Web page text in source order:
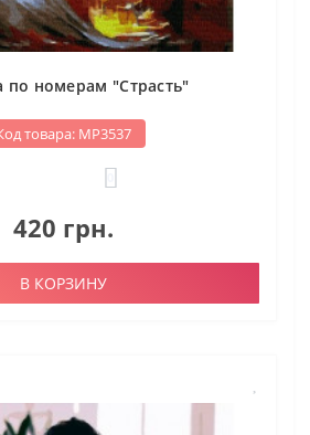
по номерам "Страсть"
товара: МР3537
420 грн.
В КОРЗИНУ